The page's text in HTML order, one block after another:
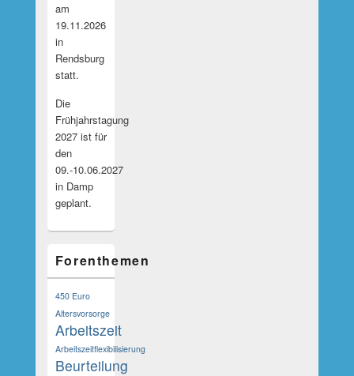
am
19.11.2026
in
Rendsburg
statt.
Die
Frühjahrstagung
2027 ist für
den
09.-10.06.2027
in Damp
geplant.
Forenthemen
450 Euro
Altersvorsorge
Arbeitszeit
Arbeitszeitflexibilisierung
Beurteilung